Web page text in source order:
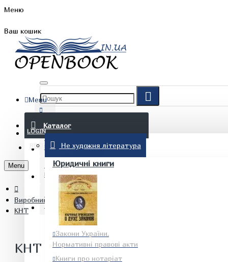
Меню
Ваш кошик
БЛОГ
КОНТАКТИ
(097) 015 28 90
Menu
Каталог
Не художня література
Юридичні книги
Закони України.
Нормативні правові акти
Книги про нотаріат
LOGIN
REGISTER
Menu
Виробник
КНТ
КНТ